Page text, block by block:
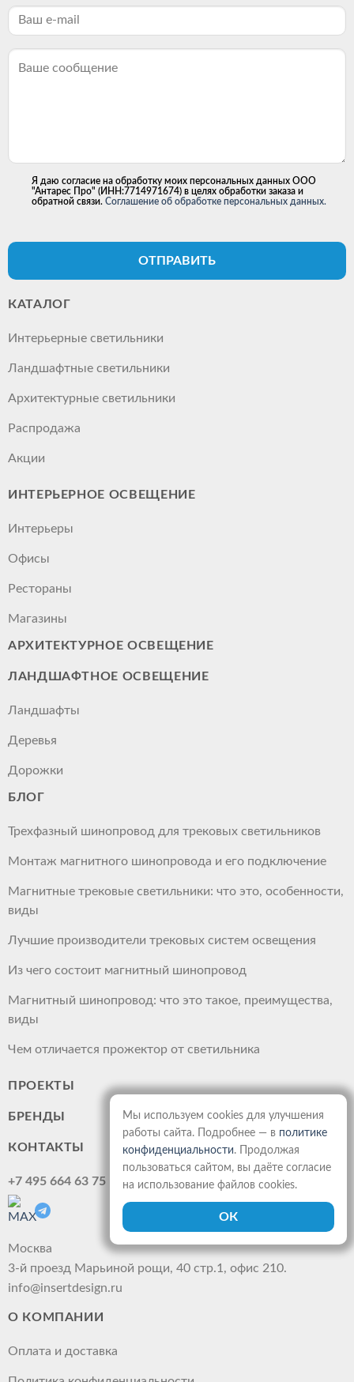
Я даю согласие на обработку моих персональных данных ООО
"Антарес Про" (ИНН:7714971674) в целях обработки заказа и
обратной связи. Соглашение об обработке персональных данных.
ОТПРАВИТЬ
КАТАЛОГ
Интерьерные светильники
Ландшафтные светильники
Архитектурные светильники
Распродажа
Акции
ИНТЕРЬЕРНОЕ ОСВЕЩЕНИЕ
Интерьеры
Офисы
Рестораны
Магазины
АРХИТЕКТУРНОЕ ОСВЕЩЕНИЕ
ЛАНДШАФТНОЕ ОСВЕЩЕНИЕ
Ландшафты
Деревья
Дорожки
БЛОГ
Трехфазный шинопровод для трековых светильников
Монтаж магнитного шинопровода и его подключение
Магнитные трековые светильники: что это, особенности,
виды
Лучшие производители трековых систем освещения
Из чего состоит магнитный шинопровод
Магнитный шинопровод: что это такое, преимущества,
виды
Чем отличается прожектор от светильника
ПРОЕКТЫ
БРЕНДЫ
КОНТАКТЫ
+7 495 664 63 75
Москва
3-й проезд Марьиной рощи, 40 стр.1, офис 210.
info@insertdesign.ru
О КОМПАНИИ
Оплата и доставка
Мы используем cookies для улучшения
работы сайта. Подробнее — в политике
конфиденциальности. Продолжая
пользоваться сайтом, вы даёте согласие
на использование файлов cookies.